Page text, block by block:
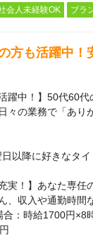
会人未経験OK ブラ
方も活躍中！
躍中！】50代60
々の業務で「あり
日以降に好きなタ
実！】あなた専
、収入や通勤時
合：時給1700円×8